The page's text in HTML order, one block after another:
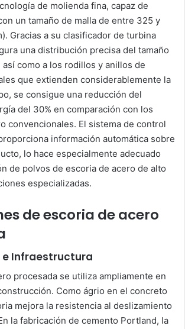
de molienda fina, capaz de
un tamaño de malla de entre 325 y
Gracias a su clasificador de turbina
una distribución precisa del tamaño
como a los rodillos y anillos de
que extienden considerablemente la
se consigue una reducción del
del 30% en comparación con los
convencionales. El sistema de control
información automática sobre
lo hace especialmente adecuado
de polvos de escoria de acero de alto
especializadas.
de escoria de acero
e Infraestructura
procesada se utiliza ampliamente en
Como ágrio en el concreto
mejora la resistencia al deslizamiento
la fabricación de cemento Portland, la